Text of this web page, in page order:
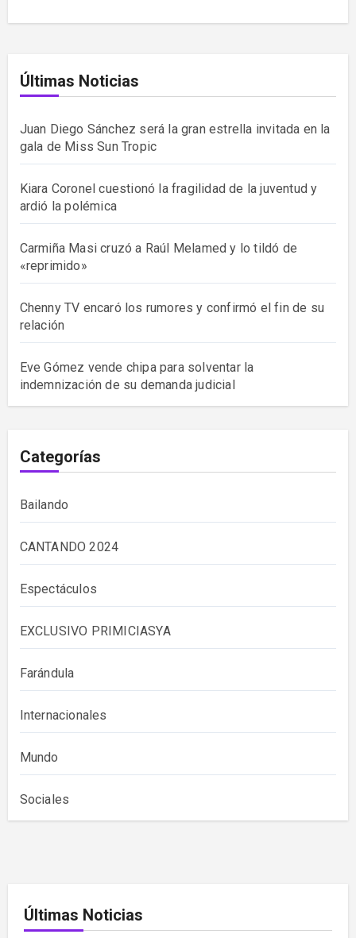
Últimas Noticias
Juan Diego Sánchez será la gran estrella invitada en la
gala de Miss Sun Tropic
Kiara Coronel cuestionó la fragilidad de la juventud y
ardió la polémica
Carmiña Masi cruzó a Raúl Melamed y lo tildó de
«reprimido»
Chenny TV encaró los rumores y confirmó el fin de su
relación
Eve Gómez vende chipa para solventar la
indemnización de su demanda judicial
Categorías
Bailando
CANTANDO 2024
Espectáculos
EXCLUSIVO PRIMICIASYA
Farándula
Internacionales
Mundo
Sociales
Últimas Noticias